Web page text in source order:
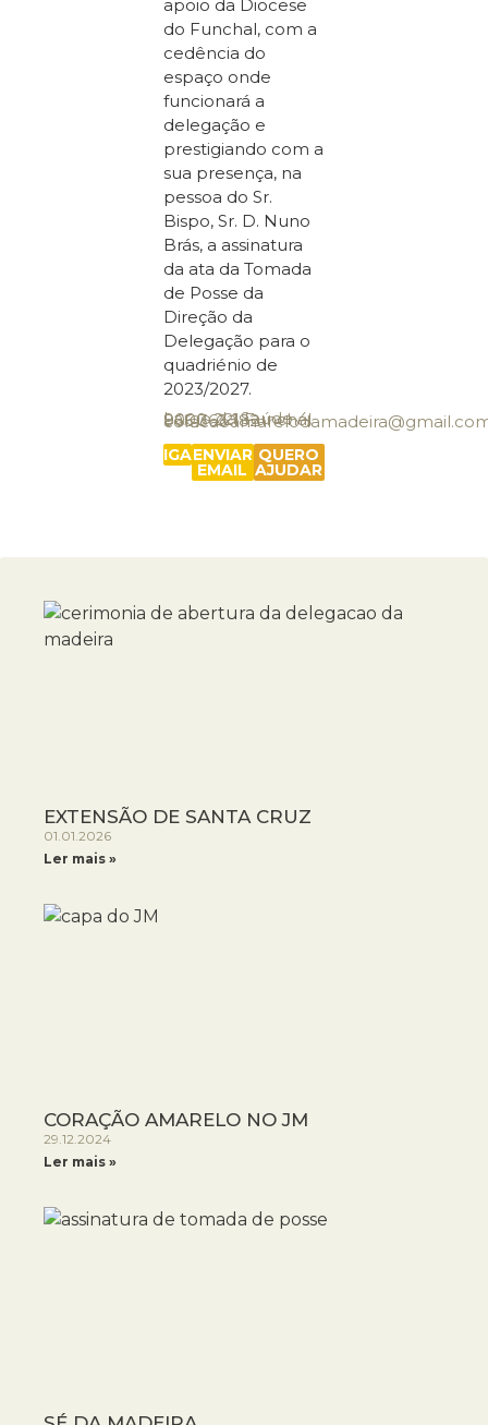
apoio da Diocese
do Funchal, com a
cedência do
espaço onde
funcionará a
delegação e
prestigiando com a
sua presença, na
pessoa do Sr.
Bispo, Sr. D. Nuno
Brás, a assinatura
da ata da Tomada
de Posse da
Direção da
Delegação para o
quadriénio de
2023/2027.
Largo da Saúde 4, 9000-221 Funchal
965 363 182
LIGARENVIAR
EMAIL
QUERO
AJUDAR
EXTENSÃO DE SANTA CRUZ
01.01.2026
Ler mais »
CORAÇÃO AMARELO NO JM
29.12.2024
Ler mais »